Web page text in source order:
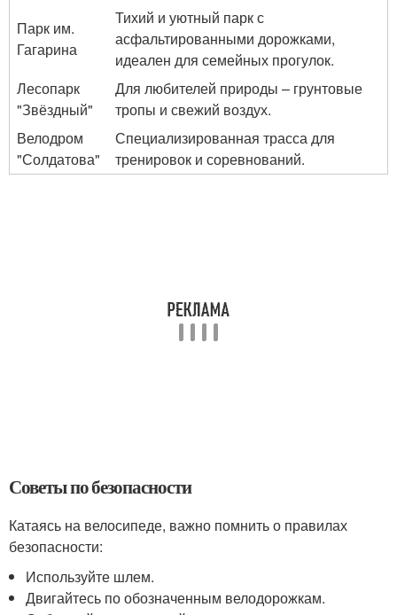
Парк им.
Гагарина
Тихий и уютный парк с
асфальтированными дорожками,
идеален для семейных прогулок.
Лесопарк
"Звёздный"
Для любителей природы – грунтовые
тропы и свежий воздух.
Велодром
"Солдатова"
Специализированная трасса для
тренировок и соревнований.
Советы по безопасности
Катаясь на велосипеде, важно помнить о правилах
безопасности:
Используйте шлем.
Двигайтесь по обозначенным велодорожкам.